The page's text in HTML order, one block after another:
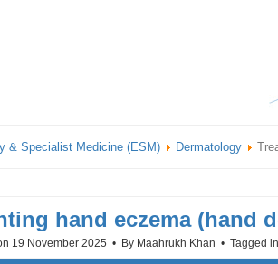
& Specialist Medicine (ESM) Dermatology
hand eczema (hand
19 November 2025 By Maahrukh Khan Tagged in